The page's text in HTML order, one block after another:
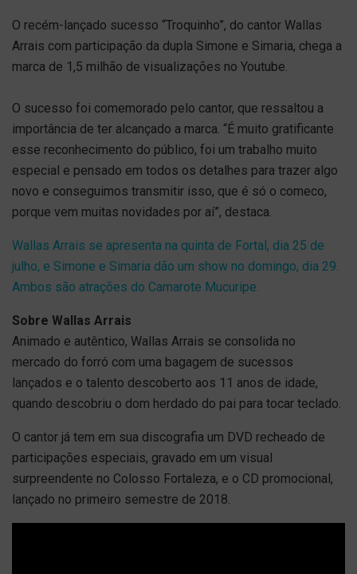
O recém-lançado sucesso “Troquinho”, do cantor Wallas
Arrais com participação da dupla Simone e Simaria, chega a
marca de 1,5 milhão de visualizações no Youtube.
O sucesso foi comemorado pelo cantor, que ressaltou a
importância de ter alcançado a marca. “É muito gratificante
esse reconhecimento do público, foi um trabalho muito
especial e pensado em todos os detalhes para trazer algo
novo e conseguimos transmitir isso, que é só o comeco,
porque vem muitas novidades por aí”, destaca.
Wallas Arrais se apresenta na quinta de Fortal, dia 25 de
julho, e Simone e Simaria dão um show no domingo, dia 29.
Ambos são atrações do Camarote Mucuripe.
Sobre Wallas Arrais
Animado e autêntico, Wallas Arrais se consolida no
mercado do forró com uma bagagem de sucessos
lançados e o talento descoberto aos 11 anos de idade,
quando descobriu o dom herdado do pai para tocar teclado.
O cantor já tem em sua discografia um DVD recheado de
participações especiais, gravado em um visual
surpreendente no Colosso Fortaleza, e o CD promocional,
lançado no primeiro semestre de 2018.